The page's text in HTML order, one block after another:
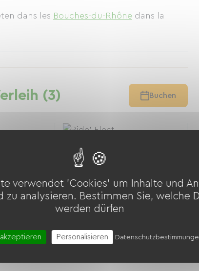
dans les Bouches-du-Rhône dans la
(3) Buchen
UrbanGlide Thunder 160
Ab 20.00 € / Tag
verwendet 'Cookies' um Inhalte und
zu analysieren. Bestimmen Sie, welche
werden dürfen
Personalisieren